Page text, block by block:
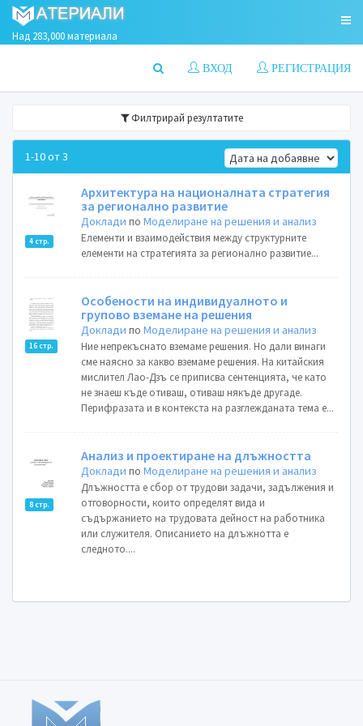
Над 283,000 материала
РЕГИСТРАЦИЯ
ВХОД
Филтрирай резултатите
1-10 от 3
4 стр.
Архитектура на националната стратегия
за регионално развитие
Доклади поМоделиране на решения и анализ
Елементи и взаимодействия между структурните
елементи на стратегията за регионално развитие...
16 стр.
Особености на индивидуалното и
групово вземане на решения
Доклади поМоделиране на решения и анализ
Ние непрекъснато вземаме решения. Но дали винаги
сме наясно за какво вземаме решения. На китайския
мислител Лао-Дзъ се приписва сентенцията, че като
не знаеш къде отиваш, отиваш някъде другаде.
Перифразата и в контекста на разглежданата тема е...
8 стр.
Анализ и проектиране на длъжността
Доклади поМоделиране на решения и анализ
Длъжността е сбор от трудови задачи, задължения и
отговорности, които определят вида и
съдържанието на трудовата дейност на работника
или служителя. Описанието на длъжнотта е
следното....